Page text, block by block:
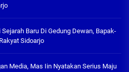
Sejarah Baru Di Gedung Dewan, Bapak-
Sidoarjo
Media, Mas Iin Nyatakan Serius Maju